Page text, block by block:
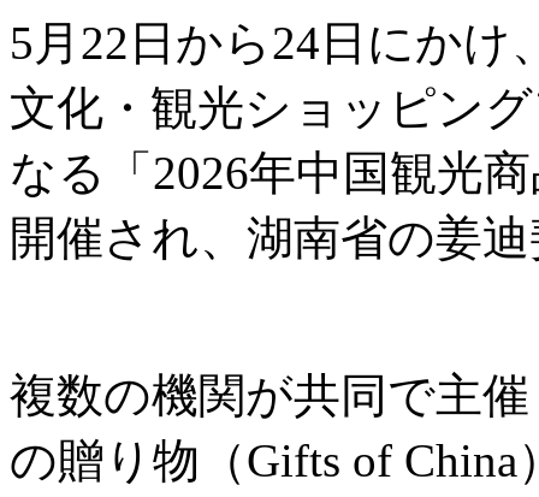
5月22日から24日にかけ
文化・観光ショッピン
なる「2026年中国観光
開催され、湖南省の姜
複数の機関が共同で主
の贈り物（Gifts of